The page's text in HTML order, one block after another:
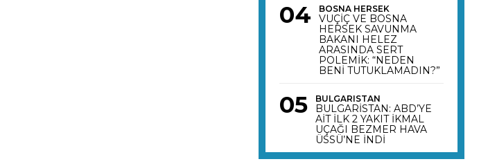
BOSNA HERSEK
VUÇİÇ VE BOSNA
HERSEK SAVUNMA
BAKANI HELEZ
ARASINDA SERT
POLEMİK: “NEDEN
BENİ TUTUKLAMADIN?”
BULGARISTAN
BULGARİSTAN: ABD’YE
AİT İLK 2 YAKIT İKMAL
UÇAĞI BEZMER HAVA
ÜSSÜ’NE İNDİ